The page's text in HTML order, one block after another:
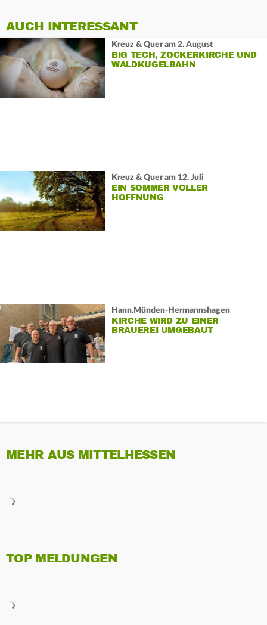
AUCH INTERESSANT
Kreuz & Quer am 2. August
BIG TECH, ZOCKERKIRCHE UND
WALDKUGELBAHN
Kreuz & Quer am 12. Juli
EIN SOMMER VOLLER
HOFFNUNG
Hann.Münden-Hermannshagen
KIRCHE WIRD ZU EINER
BRAUEREI UMGEBAUT
MEHR AUS MITTELHESSEN
TOP MELDUNGEN